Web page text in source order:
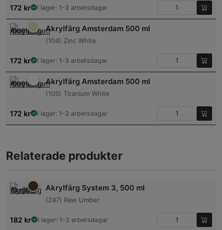
172 kr I lager: 1-3 arbetsdagar
Akrylfärg Amsterdam 500 ml
(104) Zinc White
172 kr I lager: 1-3 arbetsdagar
Akrylfärg Amsterdam 500 ml
(105) Titanium White
172 kr I lager: 1-3 arbetsdagar
Relaterade produkter
Akrylfärg System 3, 500 ml
(247) Raw Umber
182 kr I lager: 1-3 arbetsdagar